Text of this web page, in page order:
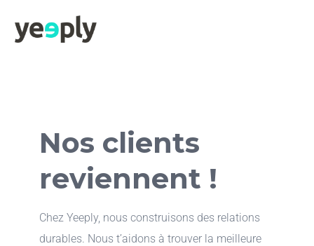
Nos clients
reviennent !
Chez Yeeply, nous construisons des relations
durables. Nous t’aidons à trouver la meilleure